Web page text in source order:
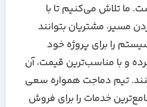
تلاش می‌کنیم تا با
مشتریان بتوانند
را برای پروژه خود
و با مناسب‌ترین قیمت، آن
تیم دماجت همواره سعی
خدمات را برای فروش